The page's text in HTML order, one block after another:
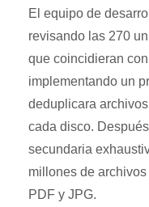
El equipo de
revisando las 270
que coincidieran
implementando un
deduplicara
cada disco.
secundaria
millones de
PDF y JPG.